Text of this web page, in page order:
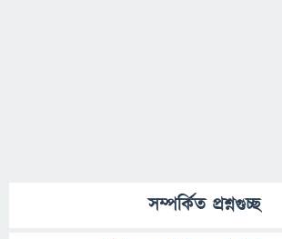
সম্পর্কিত প্রশ্নগুচ্ছ